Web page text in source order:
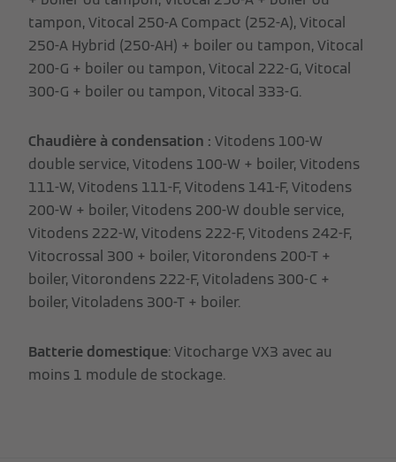
tampon, Vitocal 250-A Compact (252-A), Vitocal
250-A Hybrid (250-AH) + boiler ou tampon, Vitocal
200-G + boiler ou tampon, Vitocal 222-G, Vitocal
300-G + boiler ou tampon, Vitocal 333-G.
Chaudière à condensation : Vitodens 100-W
double service, Vitodens 100-W + boiler, Vitodens
111-W, Vitodens 111-F, Vitodens 141-F, Vitodens
200-W + boiler, Vitodens 200-W double service,
Vitodens 222-W, Vitodens 222-F, Vitodens 242-F,
Vitocrossal 300 + boiler, Vitorondens 200-T +
boiler, Vitorondens 222-F, Vitoladens 300-C +
boiler, Vitoladens 300-T + boiler.
Batterie domestique: Vitocharge VX3 avec au
moins 1 module de stockage.